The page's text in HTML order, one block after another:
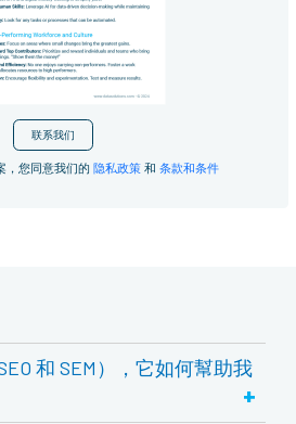
联系我们
，您同意我们的 隐私政策 和 条款和条件
和 SEM），它如何幫助我
+